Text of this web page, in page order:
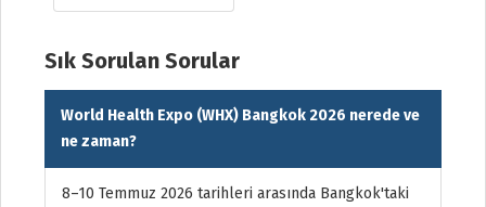
Sık Sorulan Sorular
World Health Expo (WHX) Bangkok 2026 nerede ve
ne zaman?
8–10 Temmuz 2026 tarihleri arasında Bangkok'taki